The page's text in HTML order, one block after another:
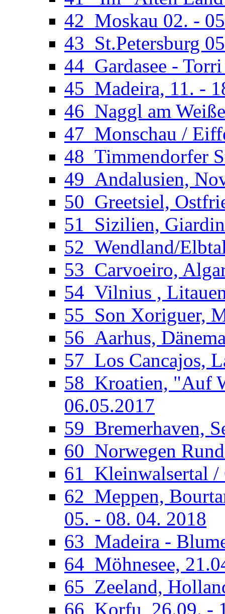
42_Moskau 02. -
43_St.Petersburg
44_Gardasee -
45_Madeira, 11. -
46_Naggl am
47_Monschau /
48_Timmendorfer
49_Andalusien,
50_Greetsiel,
51_Sizilien,
52_Wendland/
53_Carvoeiro,
54_Vilnius ,
55_Son Xoriguer,
56_Aarhus,
57_Los Cancajos,
58_Kroatien, "Auf
06.05.2017
59_Bremerhaven,
60_Norwegen
61_Kleinwalsertal /
62_Meppen,
05. - 08. 04. 2018
63_Madeira -
64_Möhnesee,
65_Zeeland,
66_Korfu, 26.09. -